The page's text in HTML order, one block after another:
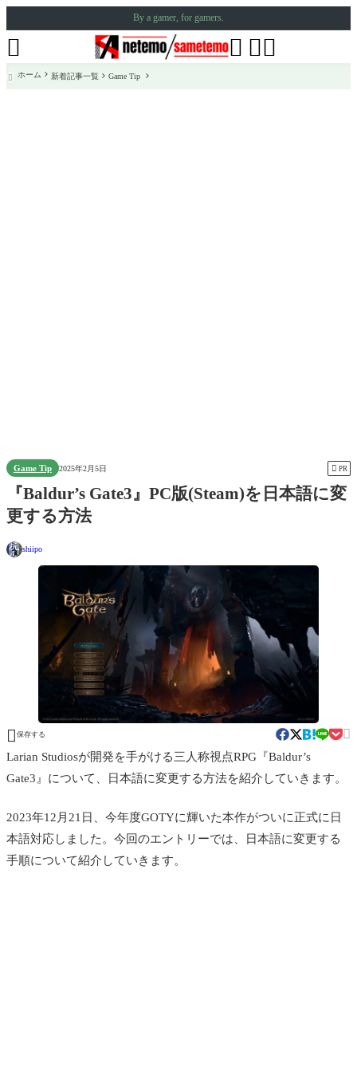
By a gamer, for gamers.
 

 ホーム 新着記事一覧 Game Tip
Game Tip 2025年2月5日  PR
『Baldur’s Gate3』PC版(Steam)を日本語に変
更する方法
shiipo
 保存する 
Larian Studiosが開発を手がける三人称視点RPG『Baldur’s
Gate3』について、日本語に変更する方法を紹介していきます。
2023年12月21日、今年度GOTYに輝いた本作がついに正式に日
本語対応しました。今回のエントリーでは、日本語に変更する
手順について紹介していきます。